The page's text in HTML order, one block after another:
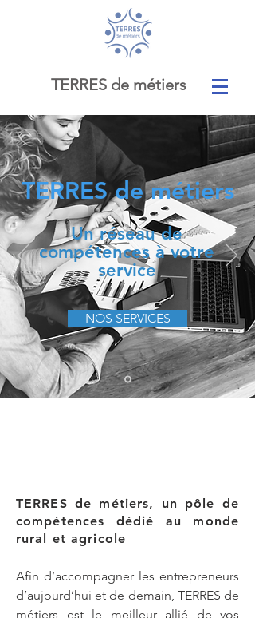
TERRES de métiers
TERRES de métiers
Un réseau de
compétences à votre
service
NOS SERVICES
TERRES de métiers, un pôle de
compétences dédié au monde
rural et agricole
Afin d’accompagner les entrepreneurs
d’aujourd’hui et de demain, TERRES de
métiers est le meilleur allié de vos